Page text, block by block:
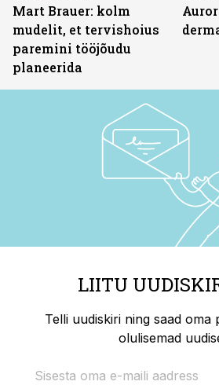
Mart Brauer: kolm
mudelit, et tervishoius
paremini tööjõudu
planeerida
LIITU
Telli uudiskiri ning saad oma
olulisemad